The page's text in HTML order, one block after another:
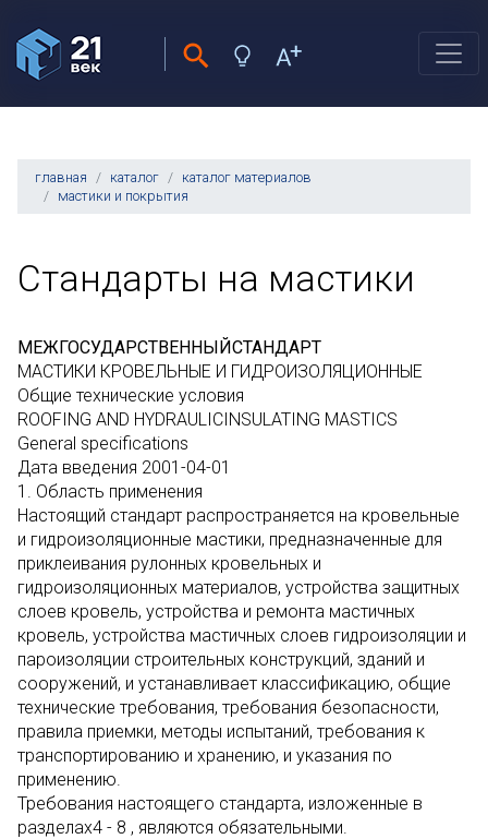
главная каталог
каталог материалов
мастики и покрытия
Стандарты на мастики
МЕЖГОСУДАРСТВЕННЫЙСТАНДАРТ
МАСТИКИ КРОВЕЛЬНЫЕ И ГИДРОИЗОЛЯЦИОННЫЕ
Общие технические условия
ROOFING AND HYDRAULICINSULATING MASTICS
General specifications
Дата введения 2001-04-01
1. Область применения
Настоящий стандарт распространяется на кровельные
и гидроизоляционные мастики, предназначенные для
приклеивания рулонных кровельных и
гидроизоляционных материалов, устройства защитных
слоев кровель, устройства и ремонта мастичных
кровель, устройства мастичных слоев гидроизоляции и
пароизоляции строительных конструкций, зданий и
сооружений, и устанавливает классификацию, общие
технические требования, требования безопасности,
правила приемки, методы испытаний, требования к
транспортированию и хранению, и указания по
применению.
Требования настоящего стандарта, изложенные в
разделах4 - 8 , являются обязательными.